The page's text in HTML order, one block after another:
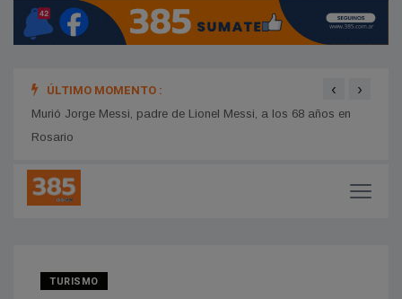
ÚLTIMO MOMENTO :
Murió Jorge Messi, padre de Lionel Messi, a los 68 años en
Rosario
‹ ›
TURISMO